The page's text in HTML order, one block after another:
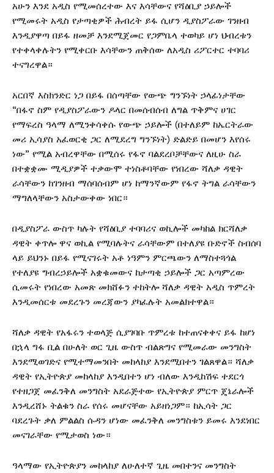
አሁን እንደ አዲስ የሚመሰረተው እና እሳቸውና የሻዕቢያ ኃይሎች
የሚመሩት አዲስ የታጣቂዎች ሕብረት ይፋ ሲሆን ዲያስፖራው ገንዘብ
እንዲያዋጣ በይፋ ዘመቻ እንደሚጀመር የጋምቤላ ተወካይ ሆነ ህብረቱን
የተቀላቀሉትን የሚቀርቡ እሳቸውን ጠቅሰው ለአዲስ ሪፖርተር ተባባሪ
ተናግረዋል።
አርበኛ እስክንድር ነጋ በይፋ በሰጣቸው የውጭ ግንኙነት ኃላፊነታቸው
“በፋኖ ስም የዲያስፖራውን ዶላር በመሰብሰብ ለግል ጥቅምና ሀገር
የማፍረስ ዓላማ ለሚንቀሳቀሱ የውጭ ኃይሎች (በተለይም ከኤርትራው
መሪ ኢሳያስ አፈወርቂ ጋር ለሚደረግ ግንኙነት) ድልድይ በመሆን እየሰሩ
ነው” የሚል አብረዋቸው በሚሰሩ የፋኖ ባልደረቦቻቸውና ለዚሁ ስራ
በተቋቋሙ ሚዲያዎች ተቃውሞ ተነስቶባቸው የነበረው ሻለቃ ዳዊት
ራሳቸውን ከገንዘብ ማሰባሰብም ሆነ ከማንኛውም የፋኖ ትግል ራሳቸውን
ማግለላቸውን አስታውቀው ነበር።
በዲያስፖራ ውስጥ ካሉት የሻዕቢያ ተባባሪና ወኪሎች መካከል ክርሻለቃ
ዳዊት ቀጥሎ ዋና ወኪል የሚባሉትና ራሳቸውም በተለያዩ ቡድኖች ስብሰባ
ላይ ይህንኑ በይፋ የሚናገሩት አቶ ነዓምን ምርጫውን ለማስተጓጎል
የተለያዩ ግብረኃይሎች አቋቁመውና ከታጣቂ ኃይሎች ጋር አጣምረው
ሲመሩት የነበረው አመጽ መክሸፉን ተከትሎ ሻለቃ ዳዊት አዲስ ጥምረት
እንዲመሰርቱ መደረጉን መረጃውን ያካፈሉት አመልክተዋል።
ሻለቃ ዳዊት የአፋሩን ተወላጅ ሲያገባቡ ጥምረቱ ከተጠናቀቀና ይፋ ከሆነ
በኋላ ግፋ ቢል በሁለት ወር ጊዜ ውስጥ ብልጽግና የሚመራው መንግስት
እንደሚወገድና የሚተማመንበት መከላከያ እንደሚበተን ገልጸዋል። ሻለቃ
ዳዊት የኢትዮጵያ መከላከያ እንዲበተን ሆነ ብለው እንዲከሽፍ ተደርጎ
የተዘጋጀ መፈንቅለ መንግስት አደራጅተው የኢትዮጵያ ምርጥ ጄኔራሎች
እንዲረሸኑ ትልቁን ስራ የሰሩ መሆናቸው አይዘነጋም። ከኢሳት ጋር
ባደረጉት ቃለ ምልልስ ሱዳን ሆነው መፈንቅለ መንግስቱን ይመሩ እንደነበር
መናገራቸው የሚታወስ ነው።
ዓላማው የኢትዮጵያን መከላከያ ለሁለተኛ ጊዜ መበተንና መንግስት